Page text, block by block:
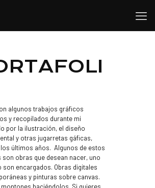
algunos trabajos gráficos
y recopilados durante mi
por la ilustración, el diseño
y otras jugarretas gáficas,
últimos años. Algunos de estos
son obras que desean nacer, uno
son encargados. Obras digitales
y pinturas sobre canvas.